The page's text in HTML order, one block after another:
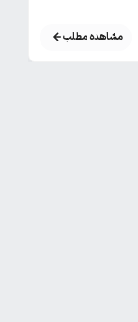
مشاهده مطلب